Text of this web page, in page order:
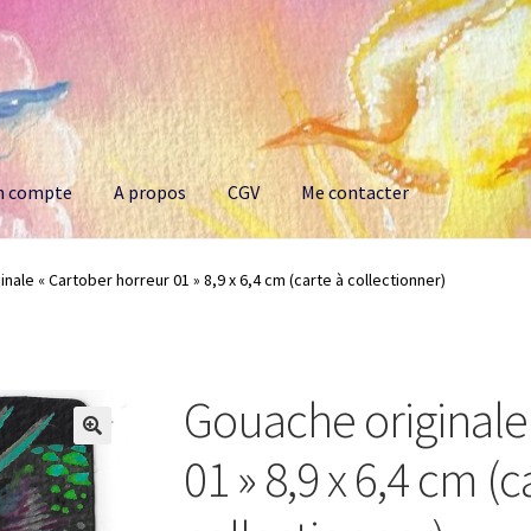
compte A propos CGV Me contacter
CGV Me contacter
« Cartober horreur 01 » 8,9 x 6,4 cm (carte à collectionner)
Gouache
01 » 8,9 x 6,4 cm